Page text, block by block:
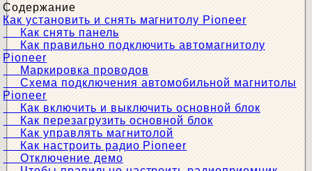
Содержание
Как установить и снять магнитолу Pioneer
Как снять панель
Как правильно подключить автомагнитолу
Pioneer
Маркировка проводов
Схема подключения автомобильной магнитолы
Pioneer
Как включить и выключить основной блок
Как перезагрузить основной блок
Как управлять магнитолой
Как настроить радио Pioneer
Отключение демо